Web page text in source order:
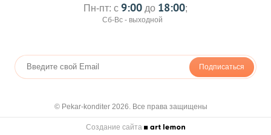
Пн-пт: с 9:00 до 18:00;
Сб-Вс - выходной
Подписаться
© Pekar-konditer 2026. Все права защищены
Создание сайта